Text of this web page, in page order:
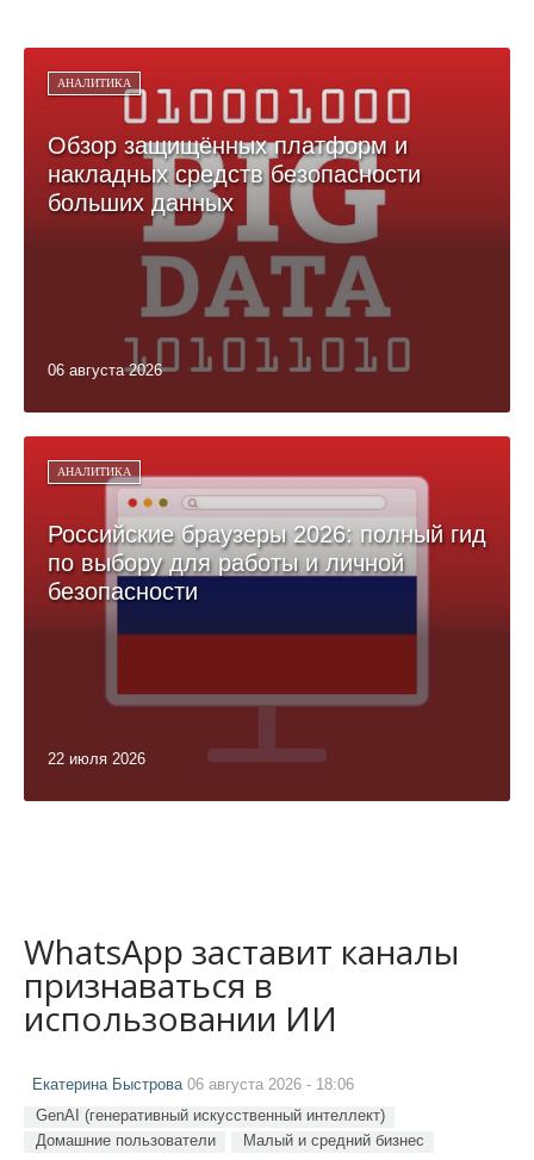
АНАЛИТИКА
Обзор защищённых платформ и
накладных средств безопасности
больших данных
06 августа 2026
АНАЛИТИКА
Российские браузеры 2026: полный гид
по выбору для работы и личной
безопасности
22 июля 2026
WhatsApp заставит каналы
признаваться в
использовании ИИ
Екатерина Быстрова06 августа 2026 - 18:06
GenAI (генеративный искусственный интеллект)
Домашние пользователи
Малый и средний бизнес